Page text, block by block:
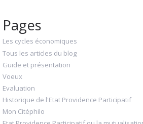
Pages
Les cycles économiques
Tous les articles du blog
Guide et présentation
Voeux
Evaluation
Historique de l'Etat Providence Participatif
Mon Citéphilo